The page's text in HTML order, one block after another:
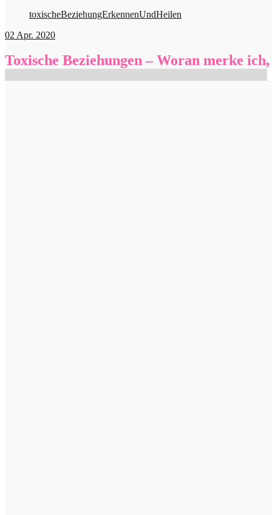
toxischeBeziehungErkennenUndHeilen
02 Apr. 2020
Toxische Beziehungen – Woran merke